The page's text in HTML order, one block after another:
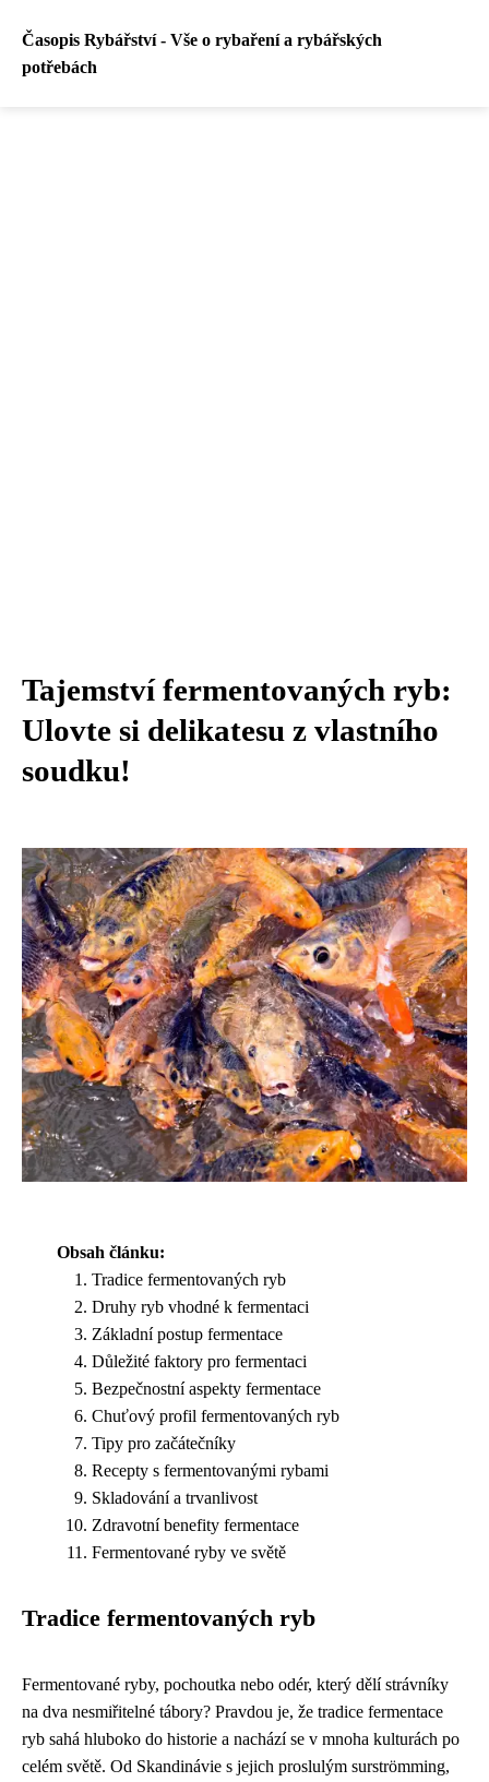
Časopis Rybářství - Vše o rybaření a rybářských
potřebách
Tajemství fermentovaných ryb:
Ulovte si delikatesu z vlastního
soudku!
Obsah článku:
Tradice fermentovaných ryb
Druhy ryb vhodné k fermentaci
Základní postup fermentace
Důležité faktory pro fermentaci
Bezpečnostní aspekty fermentace
Chuťový profil fermentovaných ryb
Tipy pro začátečníky
Recepty s fermentovanými rybami
Skladování a trvanlivost
Zdravotní benefity fermentace
Fermentované ryby ve světě
Tradice fermentovaných ryb
Fermentované ryby, pochoutka nebo odér, který dělí strávníky
na dva nesmiřitelné tábory? Pravdou je, že tradice fermentace
ryb sahá hluboko do historie a nachází se v mnoha kulturách po
celém světě. Od Skandinávie s jejich proslulým surströmming,